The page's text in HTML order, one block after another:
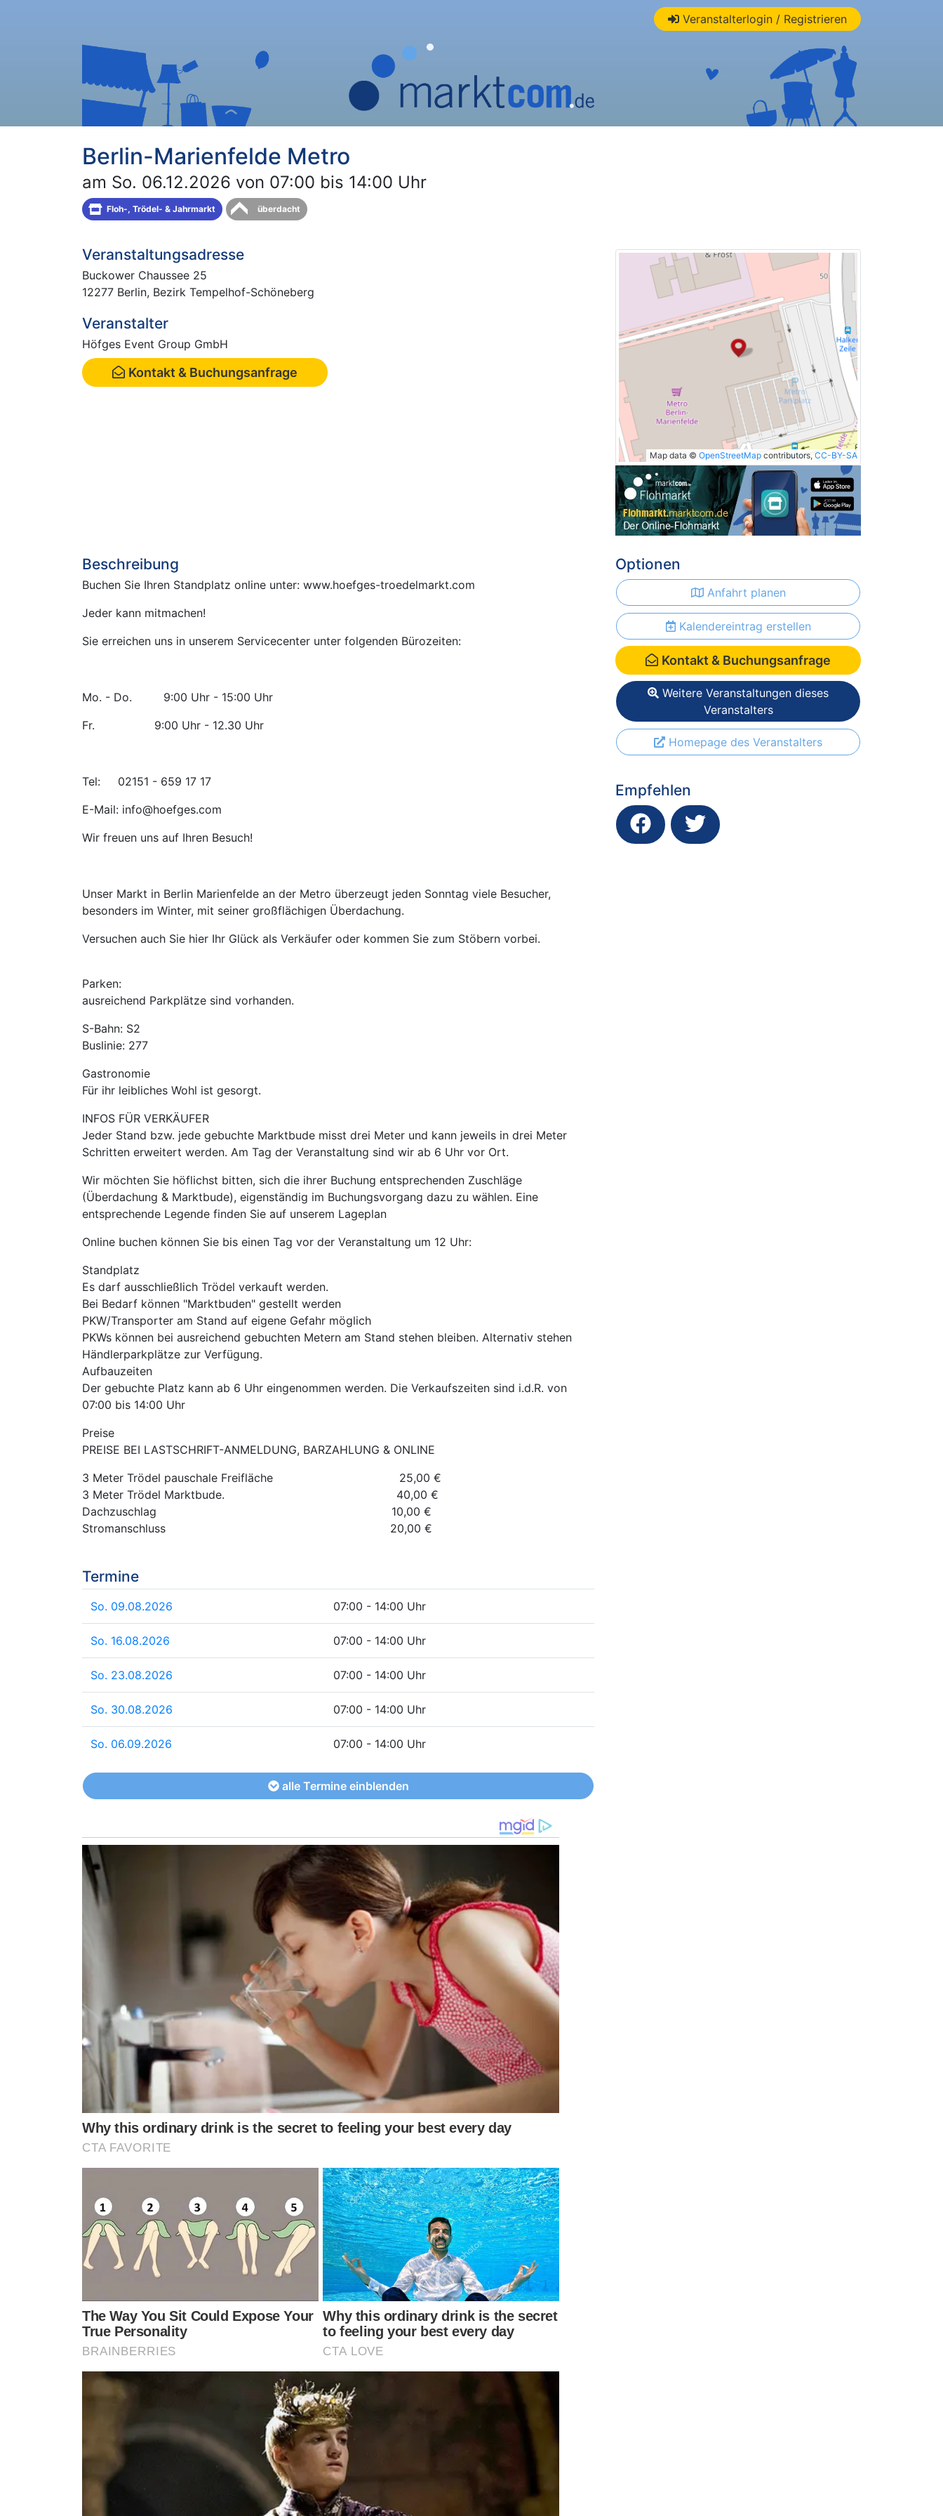
Veranstalterlogin / Registrieren
Berlin-Marienfelde Metro
am So. 06.12.2026 von 07:00 bis 14:00 Uhr
Floh-, Trödel- & Jahrmarkt überdacht
Veranstaltungsadresse
Buckower Chaussee 25
12277 Berlin, Bezirk Tempelhof-Schöneberg
Veranstalter
Höfges Event Group GmbH
Kontakt & Buchungsanfrage
Map data © OpenStreetMap contributors, CC-BY-SA
Beschreibung
Buchen Sie Ihren Standplatz online unter: www.hoefges-troedelmarkt.com
Jeder kann mitmachen!
Sie erreichen uns in unserem Servicecenter unter folgenden Bürozeiten:
Mo. - Do. 9:00 Uhr - 15:00 Uhr
Fr. 9:00 Uhr - 12.30 Uhr
Tel: 02151 - 659 17 17
E-Mail: info@hoefges.com
Wir freuen uns auf Ihren Besuch!
Unser Markt in Berlin Marienfelde an der Metro überzeugt jeden Sonntag viele Besucher,
besonders im Winter, mit seiner großflächigen Überdachung.
Versuchen auch Sie hier Ihr Glück als Verkäufer oder kommen Sie zum Stöbern vorbei.
Parken:
ausreichend Parkplätze sind vorhanden.
S-Bahn: S2
Buslinie: 277
Gastronomie
Für ihr leibliches Wohl ist gesorgt.
INFOS FÜR VERKÄUFER
Jeder Stand bzw. jede gebuchte Marktbude misst drei Meter und kann jeweils in drei Meter
Schritten erweitert werden. Am Tag der Veranstaltung sind wir ab 6 Uhr vor Ort.
Wir möchten Sie höflichst bitten, sich die ihrer Buchung entsprechenden Zuschläge
(Überdachung & Marktbude), eigenständig im Buchungsvorgang dazu zu wählen. Eine
entsprechende Legende finden Sie auf unserem Lageplan
Online buchen können Sie bis einen Tag vor der Veranstaltung um 12 Uhr:
Standplatz
Es darf ausschließlich Trödel verkauft werden.
Bei Bedarf können "Marktbuden" gestellt werden
PKW/Transporter am Stand auf eigene Gefahr möglich
PKWs können bei ausreichend gebuchten Metern am Stand stehen bleiben. Alternativ stehen
Händlerparkplätze zur Verfügung.
Aufbauzeiten
Der gebuchte Platz kann ab 6 Uhr eingenommen werden. Die Verkaufszeiten sind i.d.R. von
07:00 bis 14:00 Uhr
Preise
PREISE BEI LASTSCHRIFT-ANMELDUNG, BARZAHLUNG & ONLINE
3 Meter Trödel pauschale Freifläche 25,00 €
3 Meter Trödel Marktbude. 40,00 €
Dachzuschlag 10,00 €
Stromanschluss 20,00 €
Termine
So. 09.08.2026 07:00 - 14:00 Uhr
So. 16.08.2026 07:00 - 14:00 Uhr
So. 23.08.2026 07:00 - 14:00 Uhr
So. 30.08.2026 07:00 - 14:00 Uhr
So. 06.09.2026 07:00 - 14:00 Uhr
alle Termine einblenden
Optionen
Anfahrt planen
Kalendereintrag erstellen
Kontakt & Buchungsanfrage
Weitere Veranstaltungen dieses
Veranstalters
Homepage des Veranstalters
Empfehlen